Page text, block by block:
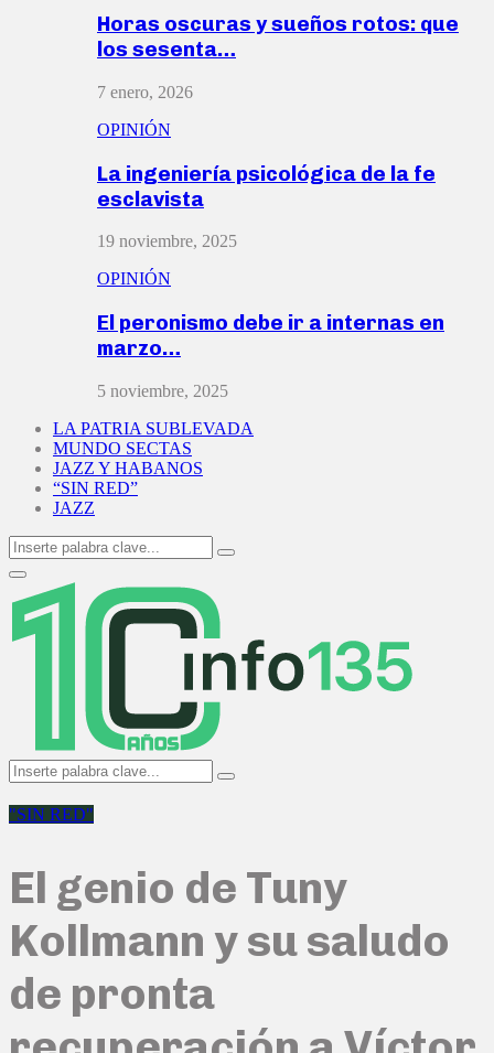
Horas oscuras y sueños rotos: que
los sesenta…
7 enero, 2026
OPINIÓN
La ingeniería psicológica de la fe
esclavista
19 noviembre, 2025
OPINIÓN
El peronismo debe ir a internas en
marzo…
5 noviembre, 2025
LA PATRIA SUBLEVADA
MUNDO SECTAS
JAZZ Y HABANOS
“SIN RED”
JAZZ
Search
for:
Search
Primary
Menu
Search
for:
Search
"SIN RED"
El genio de Tuny
Kollmann y su saludo
de pronta